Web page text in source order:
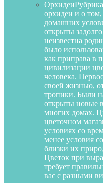
Орхидеи
орхидеи и о
домашних
открыты
неизвестна
было
как приправа в
цивилизации
человека.
своей жизнью,
тропики. Были
открыты новые
многих домах.
цветочном
условиях со
менее условия
близки их
Цветок при
требует
вас с разными